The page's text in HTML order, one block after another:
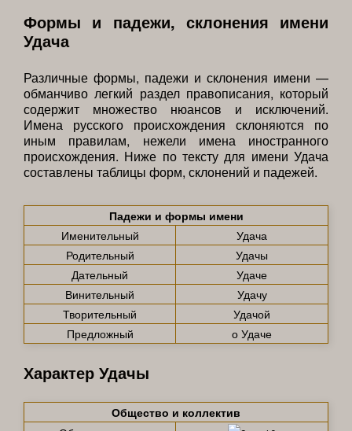
Формы и падежи, склонения имени
Удача
Различные формы, падежи и склонения имени —
обманчиво легкий раздел правописания, который
содержит множество нюансов и исключений.
Имена русского происхождения склоняются по
иным правилам, нежели имена иностранного
происхождения. Ниже по тексту для имени Удача
составлены таблицы форм, склонений и падежей.
Падежи и формы имени
Именительный
Удача
Родительный
Удачы
Дательный
Удаче
Винительный
Удачу
Творительный
Удачой
Предложный
о Удаче
Характер Удачы
Общество и коллектив